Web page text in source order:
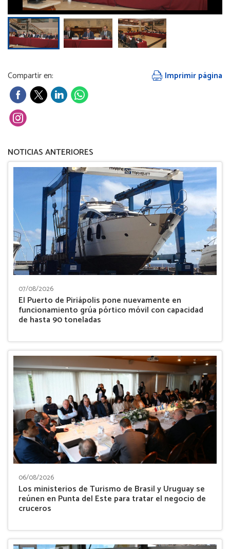
Compartir en: Imprimir página
NOTICIAS ANTERIORES
07/08/2026
El Puerto de Piriápolis pone nuevamente en
funcionamiento grúa pórtico móvil con capacidad
de hasta 90 toneladas
06/08/2026
Los ministerios de Turismo de Brasil y Uruguay se
reúnen en Punta del Este para tratar el negocio de
cruceros